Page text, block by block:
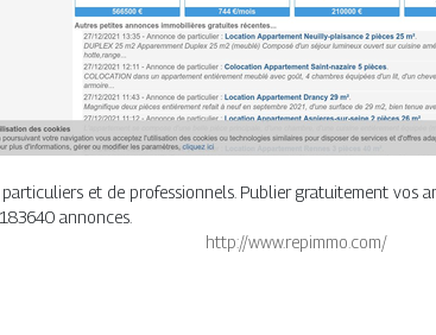
et de professionnels. Publier gratuitement vos
annonces.
http://www.repimmo.com/